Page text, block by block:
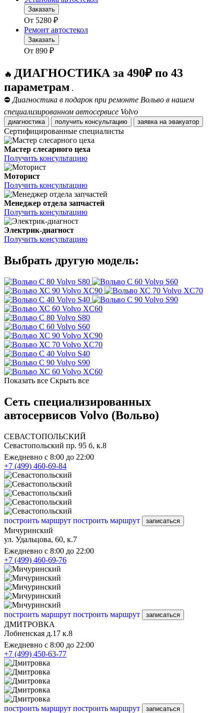
Заказать
От 5280 ₽
Ремонт автостекол
Заказать
От 890 ₽
🔥 ДИАГНОСТИКА за 490₽ по 43
параметрам .
⛔ Диагностика в подарок при ремонте Вольво в нашем
специализированном автосервисе Volvo
диагностика получить консультацию заявка на эвакуатор
Сертифицированные специалисты
Мастер слесарного цеха
Получить консультацию
Моторист
Получить консультацию
Менеджер отдела запчастей
Получить консультацию
Электрик-диагност
Получить консультацию
Выбрать другую модель:
Volvo S80
Volvo S60
Volvo XC90
Volvo XC70
Volvo S40
Volvo S90
Volvo XC60
Volvo S80
Volvo S60
Volvo XC90
Volvo XC70
Volvo S40
Volvo S90
Volvo XC60
Показать все Скрыть все
Сеть специализированных
автосервисов Volvo (Вольво)
СЕВАСТОПОЛЬСКИЙ
Севастопольский пр. 95 б, к.8
Ежедневно с 8:00 до 22:00
+7 (499) 460-69-84
построить маршрут построить маршрут записаться
Мичуринский
ул. Удальцова, 60, к.7
Ежедневно с 8:00 до 22:00
+7 (499) 460-69-76
построить маршрут построить маршрут записаться
ДМИТРОВКА
Лобненская д.17 к.8
Ежедневно с 8:00 до 22:00
+7 (499) 450-63-77
построить маршрут построить маршрут записаться